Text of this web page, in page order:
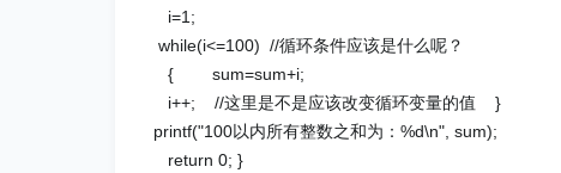
i=1;
while(i<=100) //循环条件应该是什么呢？
{ sum=sum+i;
i++; //这里是不是应该改变循环变量的值 }
printf("100以内所有整数之和为：%d\n", sum);
return 0; }